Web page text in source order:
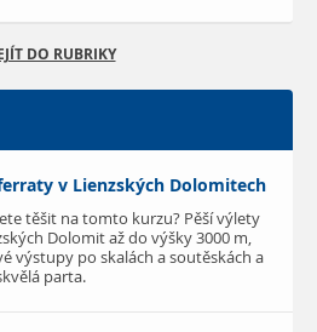
DO RUBRIKY
v Lienzských Dolomitech
těšit na tomto kurzu? Pěší výlety
Dolomit až do výšky 3000 m,
výstupy po skalách a soutěskách a
parta.